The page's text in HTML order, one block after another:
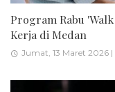
Program Rabu
Kerja di Medan
Jumat, 13 Maret 2026 |